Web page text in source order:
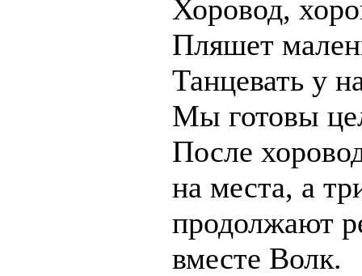
Хоровод,
Пляшет
Танцевать у
Мы готовы
После
на места, а
продолжают
вместе Волк.